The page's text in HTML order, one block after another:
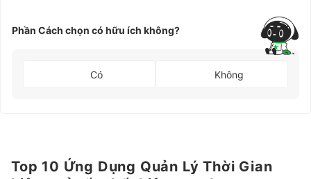
Phần Cách chọn có hữu ích không?
Có Không
Top 10 Ứng Dụng Quản Lý Thời Gian